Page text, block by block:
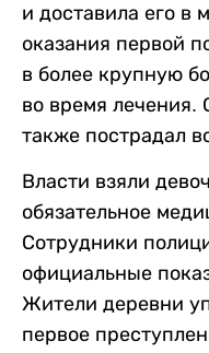
и доставила его в
оказания первой
в более крупную
во время лечения.
также пострадал
Власти взяли
обязательное
Сотрудники
официальные
Жители деревни
первое